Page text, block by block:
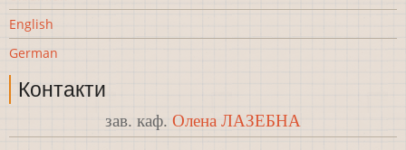
English
German
Контакти
зав. каф. Олена ЛАЗЕБНА